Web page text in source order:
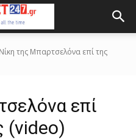
Νίκη της Μπαρτσελόνα επί της
επί
(video)